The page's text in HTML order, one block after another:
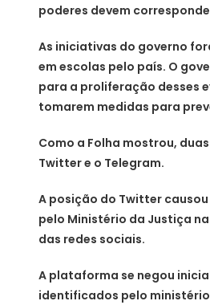
poderes devem
As iniciativas do governo
em escolas pelo país. O
para a proliferação desses
tomarem medidas para
Como a Folha mostrou,
Twitter e o Telegram.
A posição do Twitter
pelo Ministério da Justiça
das redes sociais.
A plataforma se negou
identificados pelo